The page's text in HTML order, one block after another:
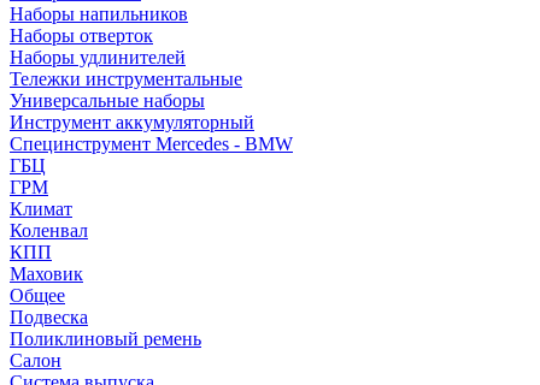
Наборы напильников
Наборы отверток
Наборы удлинителей
Тележки инструментальные
Универсальные наборы
Инструмент аккумуляторный
Специнструмент Mercedes - BMW
ГБЦ
ГРМ
Климат
Коленвал
КПП
Маховик
Общее
Подвеска
Поликлиновый ремень
Салон